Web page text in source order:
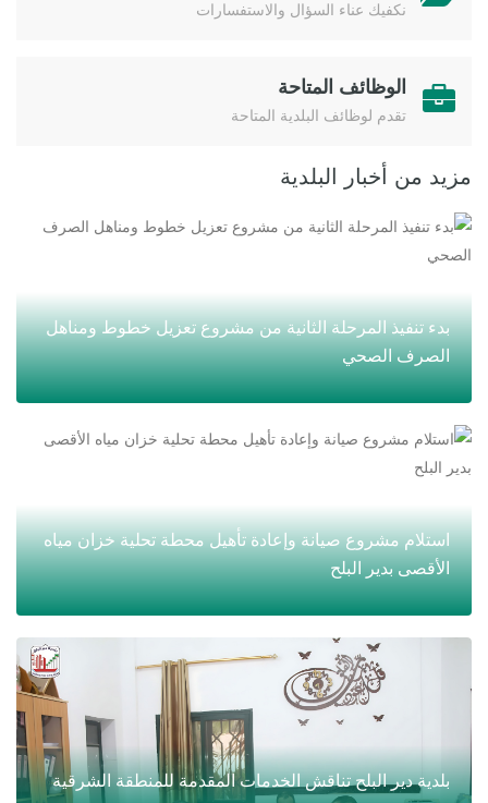
نكفيك عناء السؤال والاستفسارات
الوظائف المتاحة
تقدم لوظائف البلدية المتاحة
مزيد من أخبار البلدية
بدء تنفيذ المرحلة الثانية من مشروع تعزيل خطوط ومناهل
الصرف الصحي
استلام مشروع صيانة وإعادة تأهيل محطة تحلية خزان مياه
الأقصى بدير البلح
بلدية دير البلح تناقش الخدمات المقدمة للمنطقة الشرقية